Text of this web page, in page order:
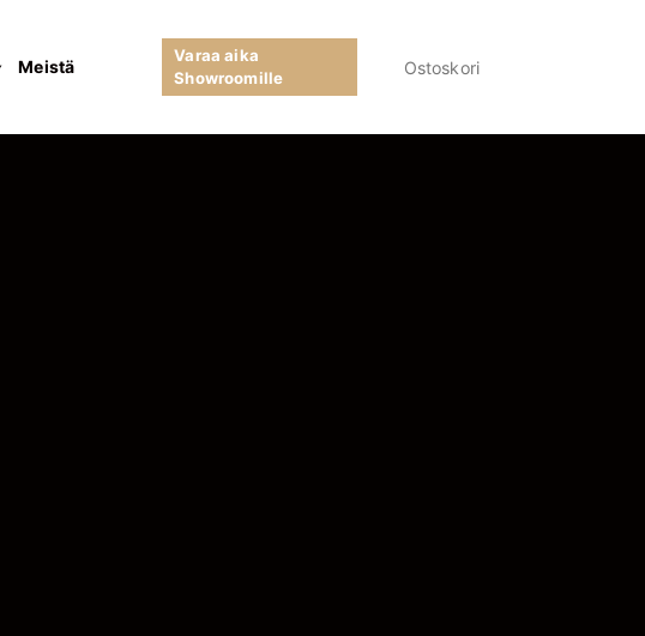
Meistä
Varaa aika
Showroomille
Ostoskori